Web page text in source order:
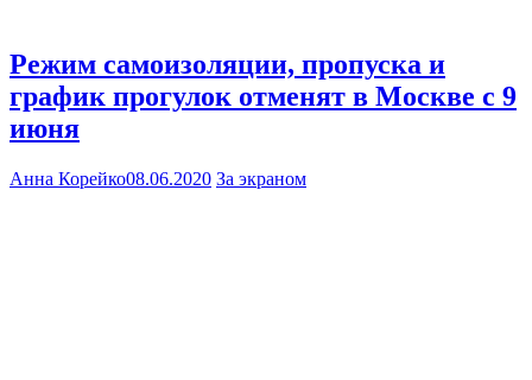
Режим самоизоляции, пропуска и
график прогулок отменят в Москве с 9
июня
Анна Корейко08.06.2020 За экраном